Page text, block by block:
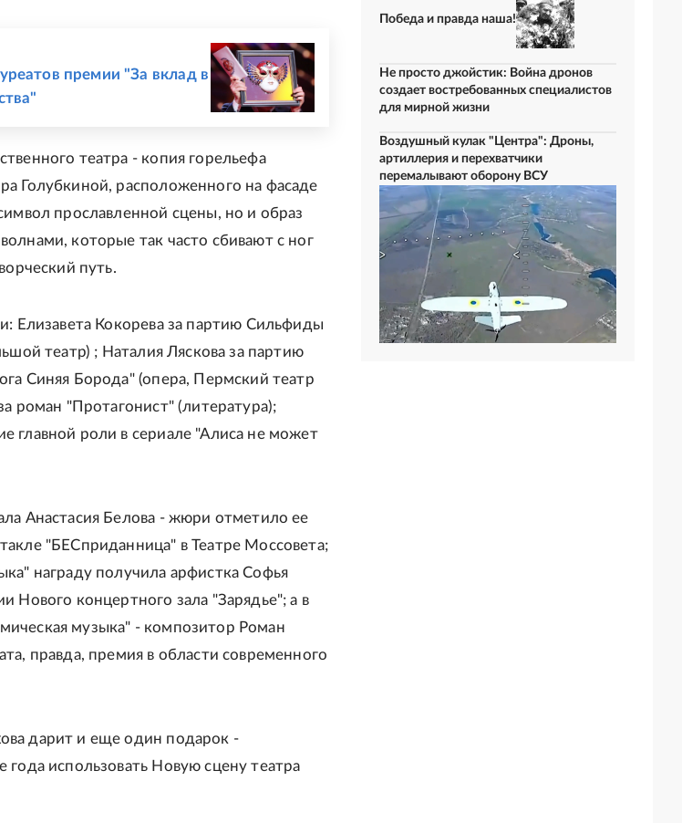
премии "За вклад в
театра - копия горельефа
Голубкиной, расположенного на фасаде
прославленной сцены, но и образ
которые так часто сбивают с ног
путь.
Елизавета Кокорева за партию Сильфиды
театр) ; Наталия Ляскова за партию
Синяя Борода" (опера, Пермский театр
роман "Протагонист" (литература);
главной роли в сериале "Алиса не может
Анастасия Белова - жюри отметило ее
"БЕСприданница" в Театре Моссовета;
награду получила арфистка Софья
Нового концертного зала "Зарядье"; а в
музыка" - композитор Роман
правда, премия в области современного
дарит и еще один подарок -
года использовать Новую сцену театра
Победа и правда наша!
Не просто джойстик: Война дронов
создает востребованных специалистов
для мирной жизни
Воздушный кулак "Центра": Дроны,
артиллерия и перехватчики
перемалывают оборону ВСУ